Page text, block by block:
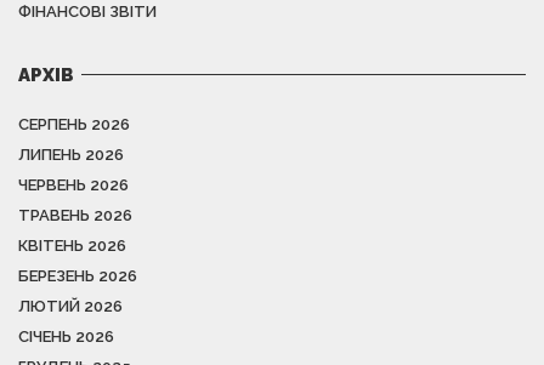
ФІНАНСОВІ ЗВІТИ
АРХІВ
СЕРПЕНЬ 2026
ЛИПЕНЬ 2026
ЧЕРВЕНЬ 2026
ТРАВЕНЬ 2026
КВІТЕНЬ 2026
БЕРЕЗЕНЬ 2026
ЛЮТИЙ 2026
СІЧЕНЬ 2026